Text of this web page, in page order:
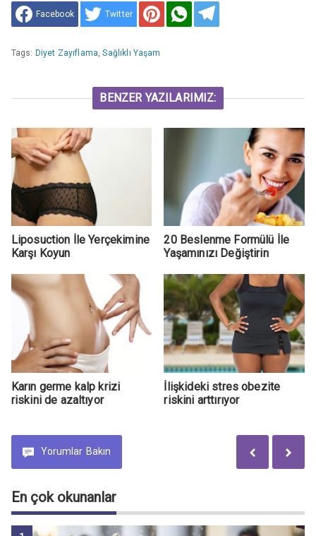
Facebook Twitter
Tags: Diyet Zayıflama ,Sağlıklı Yaşam
BENZER YAZILARIMIZ:
Liposuction İle Yerçekimine
Karşı Koyun
20 Beslenme Formülü İle
Yaşamınızı Değiştirin
Karın germe kalp krizi
riskini de azaltıyor
İlişkideki stres obezite
riskini arttırıyor
Yorumlar Bakın
En çok okunanlar